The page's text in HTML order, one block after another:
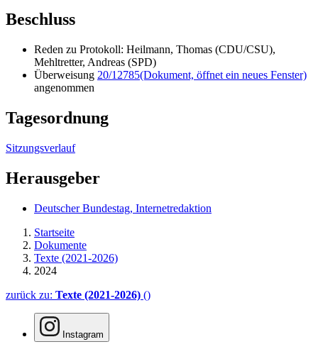
Beschluss
Reden zu Protokoll: Heilmann, Thomas (CDU/CSU),
Mehltretter, Andreas (SPD)
Überweisung 20/12785(Dokument, öffnet ein neues Fenster)
angenommen
Tagesordnung
Sitzungsverlauf
Herausgeber
Deutscher Bundestag, Internetredaktion
Startseite
Dokumente
Texte (2021-2026)
2024
zurück zu: Texte (2021-2026) ()
Instagram